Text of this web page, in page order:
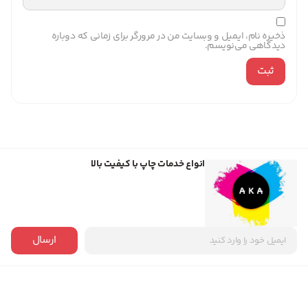
ذخیره نام، ایمیل و وبسایت من در مرورگر برای زمانی که دوباره
دیدگاهی می‌نویسم.
انواع خدمات چاپ با کیفیت بالا
ارسال